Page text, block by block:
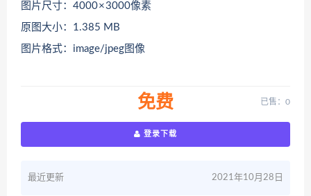
图片尺寸：4000 × 3000像素
原图大小：1.385 MB
图片格式：image/jpeg图像
免费 已售：0
登录下载
最近更新 2021年10月28日